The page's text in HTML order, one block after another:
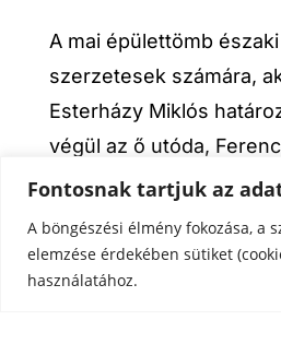
Fontosnak tartjuk az
A böngészési élmény fokozása, a
elemzése érdekében sütiket
használatához.
A mai épülettömb
szerzetesek számára,
Esterházy Miklós
végül az ő utóda,
történik meg, az
épülethez a déli
tesznek.) 1930-ban